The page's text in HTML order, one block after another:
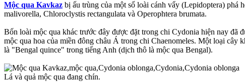
Mộc qua Kavkaz bị ấu trùng của một số loài cánh vẩy (Lepidoptera)
malivorella, Chloroclystis rectangulata và Operophtera brumata.
Bốn loài mộc qua khác trước đây được đặt trong chi Cydonia hiện nay đã
mộc qua hoa của miền đông châu Á trong chi Chaenomeles. Một loại cây
là "Bengal quince" trong tiếng Anh (dịch thô là mộc qua Bengal).
Lá và quả mộc qua đang chín.